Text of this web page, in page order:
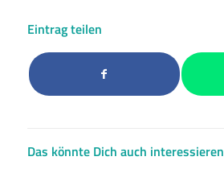
Eintrag teilen
Das könnte Dich auch interessieren